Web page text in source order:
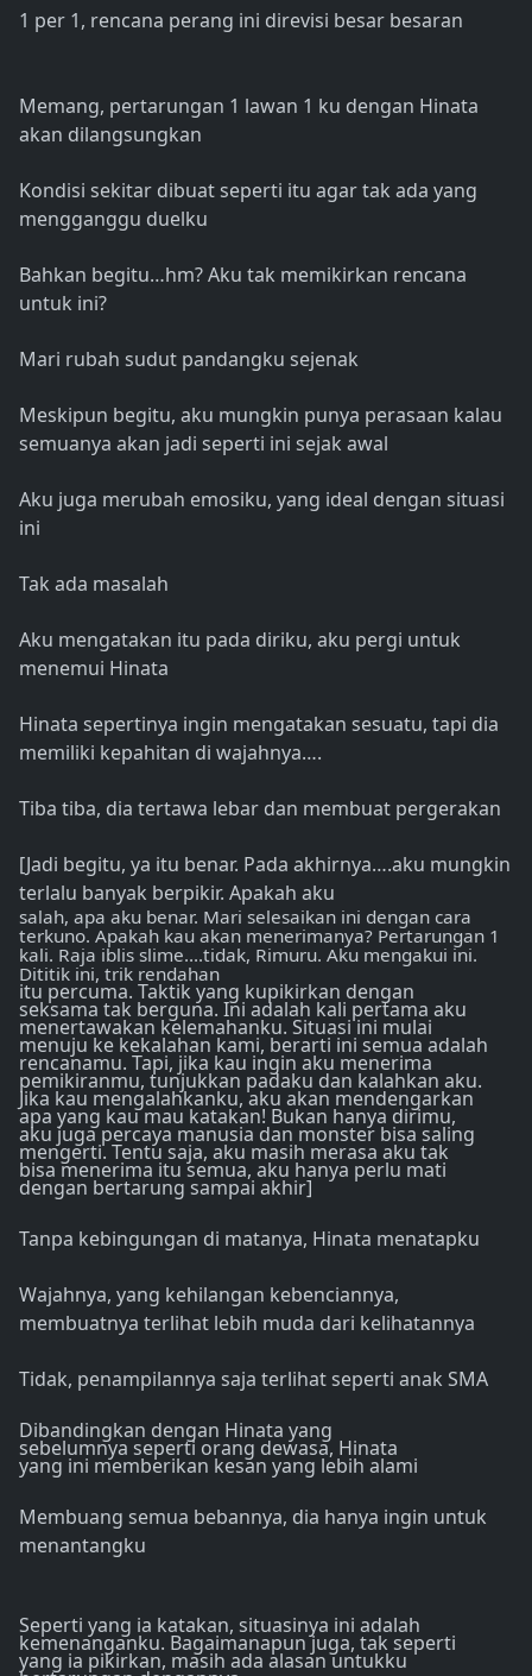
1 per 1, rencana perang ini direvisi besar besaran
Memang, pertarungan 1 lawan 1 ku dengan Hinata
akan dilangsungkan
Kondisi sekitar dibuat seperti itu agar tak ada yang
mengganggu duelku
Bahkan begitu…hm? Aku tak memikirkan rencana
untuk ini?
Mari rubah sudut pandangku sejenak
Meskipun begitu, aku mungkin punya perasaan kalau
semuanya akan jadi seperti ini sejak awal
Aku juga merubah emosiku, yang ideal dengan situasi
ini
Tak ada masalah
Aku mengatakan itu pada diriku, aku pergi untuk
menemui Hinata
Hinata sepertinya ingin mengatakan sesuatu, tapi dia
memiliki kepahitan di wajahnya….
Tiba tiba, dia tertawa lebar dan membuat pergerakan
[Jadi begitu, ya itu benar. Pada akhirnya….aku mungkin
terlalu banyak berpikir. Apakah aku
salah, apa aku benar. Mari selesaikan ini dengan cara
terkuno. Apakah kau akan menerimanya? Pertarungan 1
kali. Raja iblis slime….tidak, Rimuru. Aku mengakui ini.
Dititik ini, trik rendahan
itu percuma. Taktik yang kupikirkan dengan
seksama tak berguna. Ini adalah kali pertama aku
menertawakan kelemahanku. Situasi ini mulai
menuju ke kekalahan kami, berarti ini semua adalah
rencanamu. Tapi, jika kau ingin aku menerima
pemikiranmu, tunjukkan padaku dan kalahkan aku.
Jika kau mengalahkanku, aku akan mendengarkan
apa yang kau mau katakan! Bukan hanya dirimu,
aku juga percaya manusia dan monster bisa saling
mengerti. Tentu saja, aku masih merasa aku tak
bisa menerima itu semua, aku hanya perlu mati
dengan bertarung sampai akhir]
Tanpa kebingungan di matanya, Hinata menatapku
Wajahnya, yang kehilangan kebenciannya,
membuatnya terlihat lebih muda dari kelihatannya
Tidak, penampilannya saja terlihat seperti anak SMA
Dibandingkan dengan Hinata yang
sebelumnya seperti orang dewasa, Hinata
yang ini memberikan kesan yang lebih alami
Membuang semua bebannya, dia hanya ingin untuk
menantangku
Seperti yang ia katakan, situasinya ini adalah
kemenanganku. Bagaimanapun juga, tak seperti
yang ia pikirkan, masih ada alasan untukku